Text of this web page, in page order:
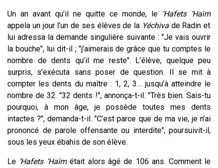
Un an avant qu’il ne quitte ce monde, le
‘Hafets ‘Haïm
appela un jour l’un de ses élèves de la Yéchivade Radin et
lui adressa la demande singulière suivante : "Je vais ouvrir
la bouche", lui dit-il ; "j’aimerais de grâce que tu comptes le
nombre de dents qu’il me reste". L’élève, quelque peu
surpris, s’exécuta sans poser de question. Il se mit à
compter les dents du maître : 1, 2, 3… jusqu’à atteindre le
nombre de 32. "32 dents !", annonça-t-il. "Très bien. Sais-tu
pourquoi, à mon âge, je possède toutes mes dents
intactes ?", demanda-t-il. "C’est parce que de ma vie, je n’ai
prononcé de parole offensante ou interdite", poursuivit-il,
sous les yeux ébahis de son élève.
Le ‘Hafets ‘Haïmétait alors âgé de 106 ans. Comment le